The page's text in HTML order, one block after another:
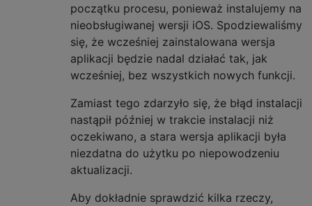
początku procesu, ponieważ instalujemy na
nieobsługiwanej wersji iOS. Spodziewaliśmy
się, że wcześniej zainstalowana wersja
aplikacji będzie nadal działać tak, jak
wcześniej, bez wszystkich nowych funkcji.
Zamiast tego zdarzyło się, że błąd instalacji
nastąpił później w trakcie instalacji niż
oczekiwano, a stara wersja aplikacji była
niezdatna do użytku po niepowodzeniu
aktualizacji.
Aby dokładnie sprawdzić kilka rzeczy,